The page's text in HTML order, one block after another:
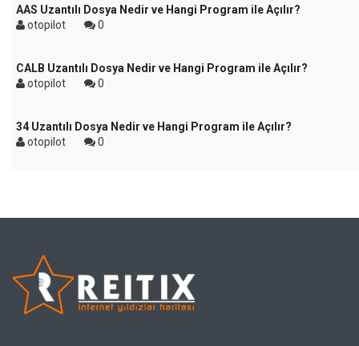
AAS Uzantılı Dosya Nedir ve Hangi Program ile Açılır?
otopilot
0
CALB Uzantılı Dosya Nedir ve Hangi Program ile Açılır?
otopilot
0
34 Uzantılı Dosya Nedir ve Hangi Program ile Açılır?
otopilot
0